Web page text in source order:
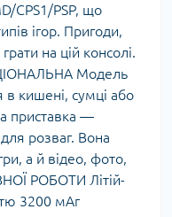
CPS1/PSP, що
ігор. Пригоди,
на цій консолі.
Модель
в кишені, сумці або
приставка —
розваг. Вона
а й відео, фото,
РОБОТИ Літій-
3200 мАг